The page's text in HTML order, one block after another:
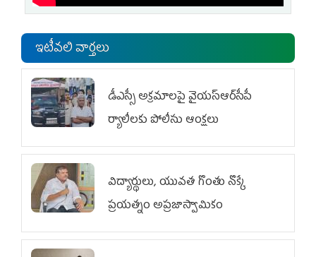
ఇటీవలి వార్తలు
డీఎస్సీ అక్రమాలపై వైయ‌స్ఆర్‌సీపీ
ర్యాలీలకు పోలీసు ఆంక్షలు
విద్యార్థులు, యువత గొంతు నొక్కే
ప్రయత్నం అప్రజాస్వామికం